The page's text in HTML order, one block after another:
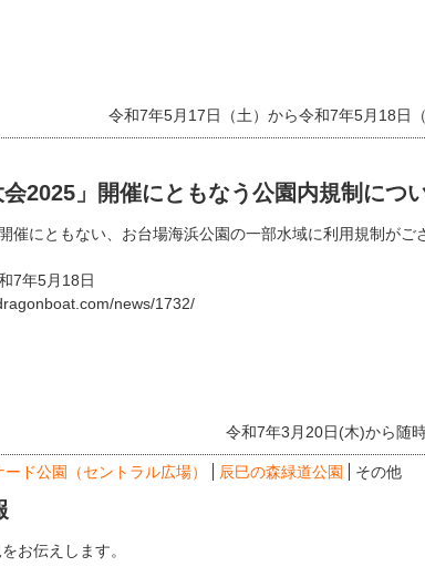
令和7年5月17日（土）から令和7年5月18日（
会2025」開催にともなう公園内規制につ
催にともない、お台場海浜公園の一部水域に利用規制がご
7年5月18日
news/1732/
令和7年3月20日(木)から随
ド公園（セントラル広場） 辰巳の森緑道公園 その他
お伝えします。